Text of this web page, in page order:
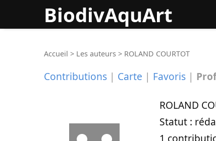
BiodivAquArt
Accueil > Les auteurs > ROLAND COURTOT
Contributions | Carte | Favoris |
ROLAND
Statut :
1